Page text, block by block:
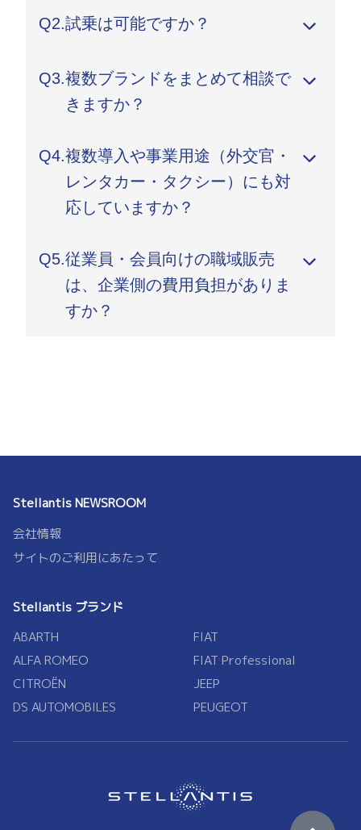
削減、企業イメージ向上などのメリットがありま
Q2.試乗は可能ですか？
ただければ、最寄りの販売店または法人担当にて
試乗手配いたします。複数車種の比較試乗も対応
Q3.複数ブランドをまとめて相談で
きますか？
Romeoなど、Stellantisの全ブランドを一括でご
相談いただけます。
Q4.複数導入や事業用途（外交官・
レンタカー・タクシー）にも対
応していますか？
ハイヤー用途まで、業界別の最適提案を行ってい
ます。導入規模や納期にも柔軟に対応します。
Q5.従業員・会員向けの職域販売
は、企業側の費用負担がありま
すか？
Stellantis NEWSROOM
会社情報
サイトのご利用にあたって
Stellantis ブランド
ABARTH
FIAT
ALFA ROMEO
FIAT Professional
CITROËN
JEEP
DS AUTOMOBILES
PEUGEOT